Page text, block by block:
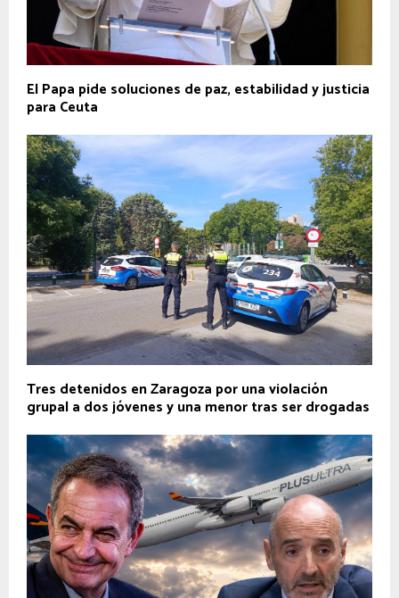
El Papa pide soluciones de paz, estabilidad y justicia
para Ceuta
Tres detenidos en Zaragoza por una violación
grupal a dos jóvenes y una menor tras ser drogadas